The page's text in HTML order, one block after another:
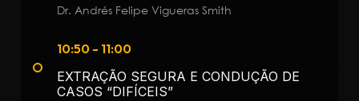
Dr. Andrés Felipe Vigueras Smith
10:50 - 11:00
EXTRAÇÃO SEGURA E CONDUÇÃO DE
CASOS “DIFÍCEIS”